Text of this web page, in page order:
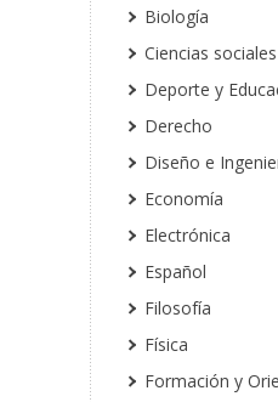
Biología
Ciencias sociales
Deporte y
Derecho
Diseño e
Economía
Electrónica
Español
Filosofía
Física
Formación y